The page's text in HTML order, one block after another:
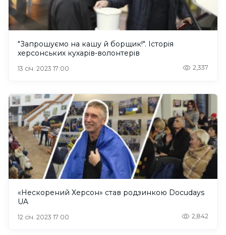
"Запрошуємо на кашу й борщик!". Історія
херсонських кухарів-волонтерів
13 січ. 2023 17:00 2,337
«Нескорений Херсон» став родзинкою Docudays
UA
12 січ. 2023 17:00 2,842